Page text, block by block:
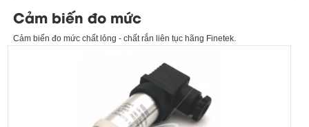
Cảm biến đo mức
Cảm biến đo mức chất lỏng - chất rắn liên tục hãng Finetek.